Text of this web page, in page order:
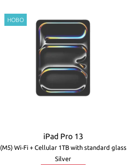
iPad Pro 13
(M5) Wi‑Fi + Cellular 1TB with standard glass
Silver